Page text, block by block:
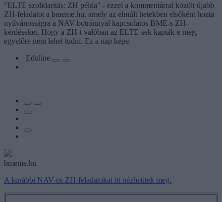
"ELTE szolidaritás: ZH példa" - ezzel a kommentárral közölt újabb
ZH-feladatot a bmeme.hu, amely az elmúlt hetekben elsőként hozta
nyilvánosságra a NAV-botránnyal kapcsolatos BME-s ZH-
kérdéseket. Hogy a ZH-t valóban az ELTE-sek kapták-e meg,
egyelőre nem lehet tudni. Ez a nap képe.
Eduline
bmeme.hu
A korábbi NAV-os ZH-feladatokat itt nézhetitek meg.